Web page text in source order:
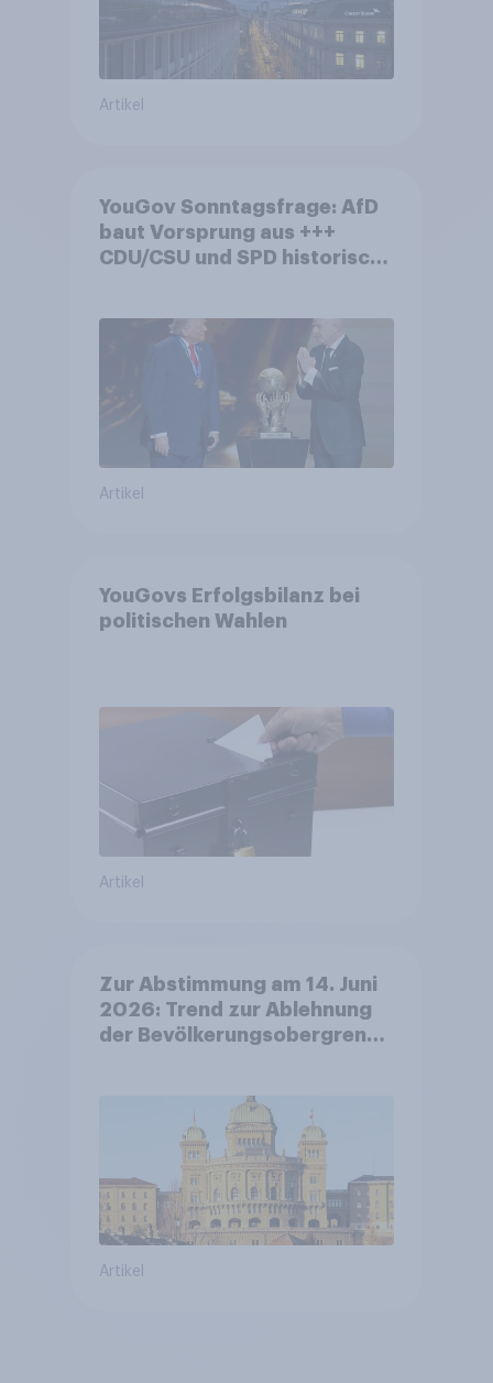
Artikel
YouGov Sonntagsfrage: AfD
baut Vorsprung aus +++
CDU/CSU und SPD historisch
Fußball-WM ohne Politik
Artikel
YouGovs Erfolgsbilanz bei
politischen Wahlen
Artikel
Zur Abstimmung am 14. Juni
2026: Trend zur Ablehnung
der Bevölkerungsobergrenze
Zivildienstgesetz sinken
Artikel